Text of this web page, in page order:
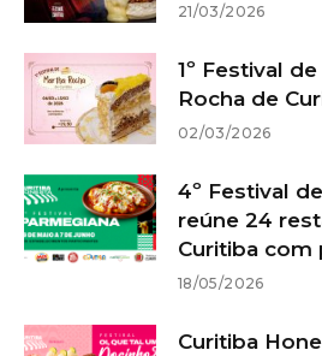
21/03/2026
1º Festival
Rocha de
02/03/2026
4º Festival
reúne 24
Curitiba com
18/05/2026
Curitiba